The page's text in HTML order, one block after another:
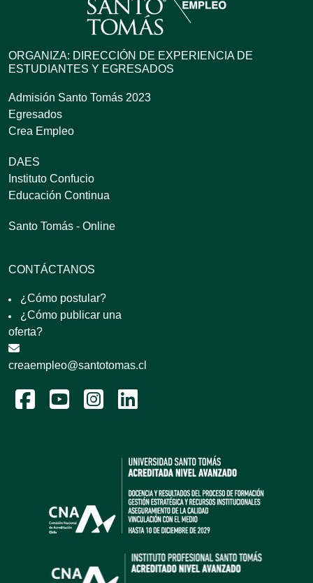
ORGANIZA: DIRECCIÓN DE EXPERIENCIA DE
ESTUDIANTES Y EGRESADOS
Admisión Santo Tomás 2023
Egresados
Crea Empleo
DAES
Instituto Confucio
Educación Continua
Santo Tomás - Online
CONTÁCTANOS
¿Cómo postular?
¿Cómo publicar una
oferta?
creaempleo@santotomas.cl